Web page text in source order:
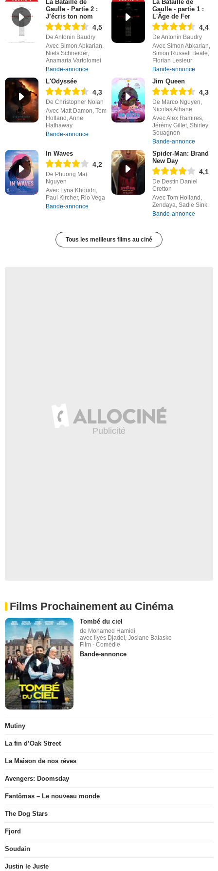
La Bataille de
Gaulle - Partie 2 :
J’écris ton nom
4,5
De Antonin Baudry
Avec Simon Abkarian,
Niels Schneider,
Anamaria Vartolomei
Bande-annonce
La Bataille de
Gaulle - partie 1 :
L'Âge de Fer
4,4
De Antonin Baudry
Avec Simon Abkarian,
Simon Russell Beale,
Florian Lesieur
Bande-annonce
L'Odyssée
4,3
De Christopher Nolan
Avec Matt Damon, Tom
Holland, Anne
Hathaway
Bande-annonce
Jim Queen
4,3
De Marco Nguyen,
Nicolas Athane
Avec Alex Ramires,
Jérémy Gillet, Shirley
Souagnon
Bande-annonce
In Waves
4,2
De Phuong Mai
Nguyen
Avec Lyna Khoudri,
Paul Kircher, Rio Vega
Bande-annonce
Spider-Man: Brand
New Day
4,1
De Destin Daniel
Cretton
Avec Tom Holland,
Zendaya, Sadie Sink
Bande-annonce
Tous les meilleurs films au ciné
Films Prochainement au Cinéma
Tombé du ciel
de Mohamed Hamidi
avec Ilyes Djadel, Josiane Balasko
Film - Comédie
Bande-annonce
Mutiny
La fin d’Oak Street
La Maison de nos rêves
Avengers: Doomsday
Fantômas – Le nouveau monde
The Dog Stars
Fjord
Soudain
Justin le Juste